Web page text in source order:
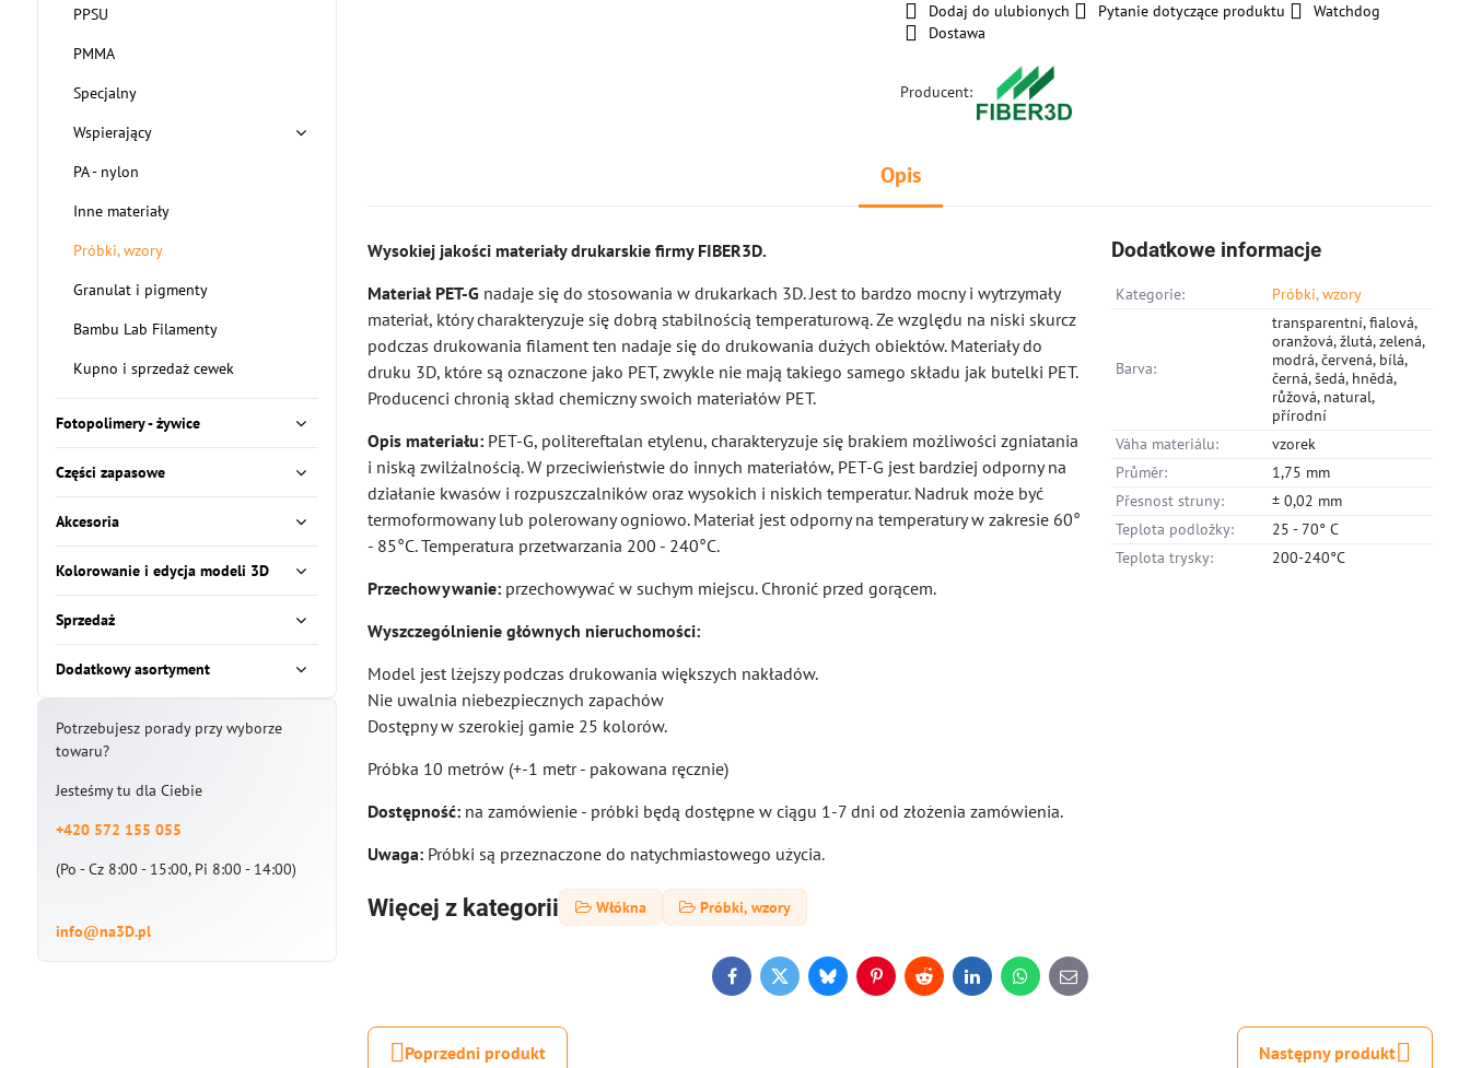
Dodaj do ulubionych Pytanie dotyczące produktu
Watchdog
Dostawa
Producent:
Opis
Wysokiej jakości materiały drukarskie firmy FIBER3D.
Materiał PET-G nadaje się do stosowania w drukarkach 3D. Jest to bardzo mocny i wytrzymały
materiał, który charakteryzuje się dobrą stabilnością temperaturową. Ze względu na niski skurcz
podczas drukowania filament ten nadaje się do drukowania dużych obiektów. Materiały do
druku 3D, które są oznaczone jako PET, zwykle nie mają takiego samego składu jak butelki PET.
Producenci chronią skład chemiczny swoich materiałów PET.
Opis materiału: PET-G, politereftalan etylenu, charakteryzuje się brakiem możliwości zgniatania
i niską zwilżalnością. W przeciwieństwie do innych materiałów, PET-G jest bardziej odporny na
działanie kwasów i rozpuszczalników oraz wysokich i niskich temperatur. Nadruk może być
termoformowany lub polerowany ogniowo. Materiał jest odporny na temperatury w zakresie 60°
- 85°C. Temperatura przetwarzania 200 - 240°C.
Przechowywanie: przechowywać w suchym miejscu. Chronić przed gorącem.
Wyszczególnienie głównych nieruchomości:
Model jest lżejszy podczas drukowania większych nakładów.
Nie uwalnia niebezpiecznych zapachów
Dostępny w szerokiej gamie 25 kolorów.
Próbka 10 metrów (+-1 metr - pakowana ręcznie)
Dostępność: na zamówienie - próbki będą dostępne w ciągu 1-7 dni od złożenia zamówienia.
Uwaga: Próbki są przeznaczone do natychmiastowego użycia.
Więcej z kategorii Włókna Próbki, wzory
Dodatkowe informacje
Kategorie: Próbki, wzory
Barva:
transparentní, fialová,
oranžová, žlutá, zelená,
modrá, červená, bílá,
černá, šedá, hnědá,
růžová, natural,
přírodní
Váha materiálu:
vzorek
Průměr:
1,75 mm
Přesnost struny:
± 0,02 mm
Teplota podložky:
25 - 70° C
Teplota trysky:
200-240°C
FacebookTwitterBlueskyPinterestRedditLinkedInWhatsApp
E-
mail
Poprzedni produkt Następny produkt
PPSU
PMMA
Specjalny
Wspierający
PA - nylon
Inne materiały
Próbki, wzory
Granulat i pigmenty
Bambu Lab Filamenty
Kupno i sprzedaż cewek
Fotopolimery - żywice
Części zapasowe
Akcesoria
Kolorowanie i edycja modeli 3D
Sprzedaż
Dodatkowy asortyment
Potrzebujesz porady przy wyborze
towaru?
Jesteśmy tu dla Ciebie
+420 572 155 055
(Po - Cz 8:00 - 15:00, Pi 8:00 - 14:00)
info@na3D.pl